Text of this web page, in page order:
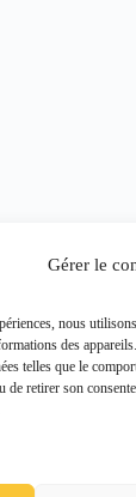
Gérer le
nous
des
telles que le
de retirer son